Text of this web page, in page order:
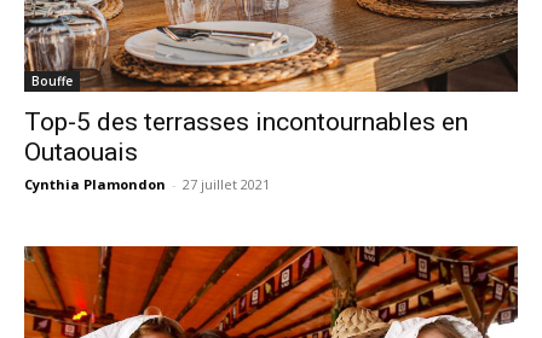
Bouffe
Top-5 des terrasses incontournables en
Outaouais
Cynthia Plamondon - 27 juillet 2021